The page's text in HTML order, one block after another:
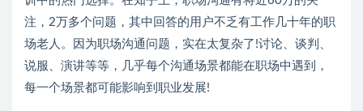
注，2万多个问题，其中回答的用户不乏有工作几十年的职
场老人。因为职场沟通问题，实在太复杂了!讨论、谈判、
说服、演讲等等，几乎每个沟通场景都能在职场中遇到，
每一个场景都可能影响到职业发展!